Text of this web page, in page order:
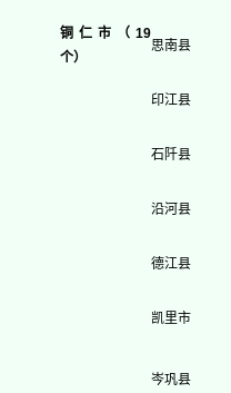
铜仁市（19
个）
思南县
印江县
石阡县
沿河县
德江县
凯里市
岑巩县